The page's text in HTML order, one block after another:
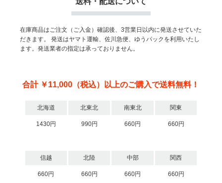
在庫商品はご注文（ご入金）確認後、3営業日以内に発送させていた
だきます。
発送はヤマト運輸、佐川急便、ゆうパックを利用いたし
ます。発送業者の指定は承っておりません。
合計 ￥11,000（税込）以上のご購入で送料無料！
北海道 北東北 南東北 関東
1430円 990円 660円 660円
信越 北陸 中部 関西
660円 660円 660円 660円